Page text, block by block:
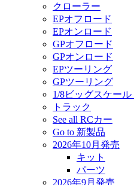
クローラー
EPオフロード
EPオンロード
GPオフロード
GPオンロード
EPツーリング
GPツーリング
1/8ビッグスケー
トラック
See all RCカー
Go to 新製品
2026年10月発売
キット
パーツ
2026年9月発売